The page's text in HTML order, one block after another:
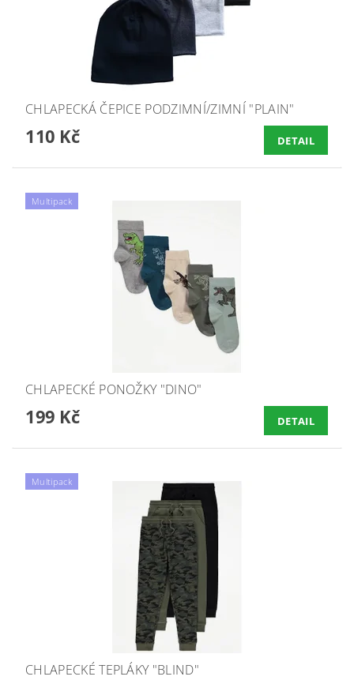
CHLAPECKÁ ČEPICE PODZIMNÍ/ZIMNÍ "PLAIN"
110 Kč DETAIL
Multipack
CHLAPECKÉ PONOŽKY "DINO"
199 Kč DETAIL
Multipack
CHLAPECKÉ TEPLÁKY "BLIND"